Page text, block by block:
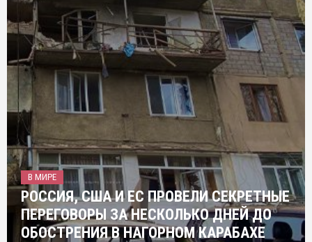
В МИРЕ
РОССИЯ, США И ЕС ПРОВЕЛИ СЕКРЕТНЫЕ
ПЕРЕГОВОРЫ ЗА НЕСКОЛЬКО ДНЕЙ ДО
ОБОСТРЕНИЯ В НАГОРНОМ КАРАБАХЕ